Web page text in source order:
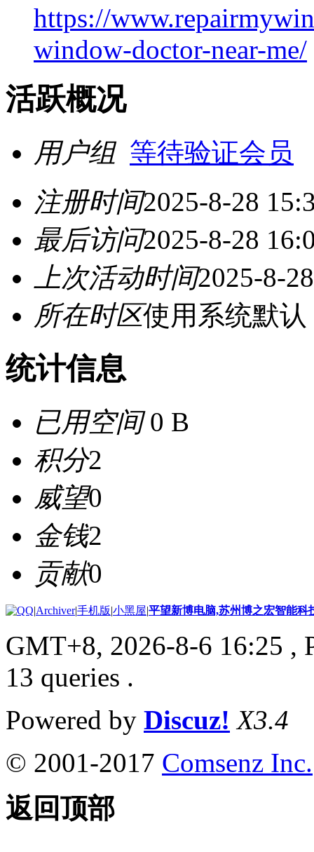
https://
window-doctor-near-me/
活跃概况
用户组 等待验证会员
注册时间2025-8-28
最后访问2025-8-28
上次活动时间2025-8-
所在时区使用系统默认
统计信息
已用空间0 B
积分2
威望0
金钱2
贡献0
|Archiver|手机版|小黑屋|平望新博电脑,苏州博之宏智能科
GMT+8, 2026-8-6 16:25 ,
13 queries .
Powered by Discuz! X3.4
© 2001-2017 Comsenz Inc.
返回顶部